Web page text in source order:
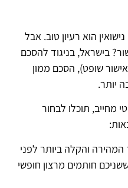
הוא רעיון טוב. אבל
בישראל, בניגוד להסכם
שופט), הסכם ממון
יותר.
מחייב, תוכלו לבחור
המהירה והקלה ביותר לפני
חותמים מרצון חופשי